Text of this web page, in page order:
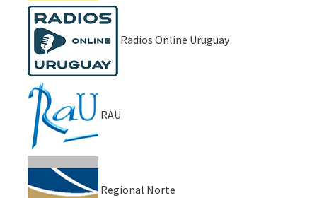
Radios Online Uruguay
RAU
Regional Norte